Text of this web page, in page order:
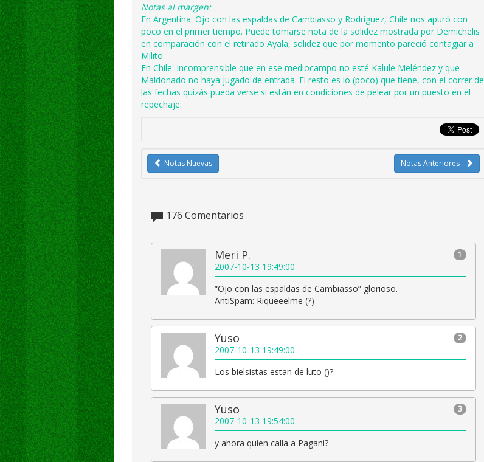
Notas al margen:
En Argentina: Ojo con las espaldas de Cambiasso y Rodríguez, Chile nos apuró con
poco en el primer tiempo. Puede tomarse nota de la solidez mostrada por Demichelis
en comparación con el retirado Ayala, solidez que por momento pareció contagiar a
Milito.
En Chile: Incomprensible que en ese mediocampo no esté Kalule Meléndez y que
Maldonado no haya jugado de entrada. El resto es lo (poco) que tiene, con el correr de
las fechas quizás pueda verse si están en condiciones de pelear por un puesto en el
repechaje.
Notas Anteriores
Notas Nuevas
176 Comentarios
1
Meri P.
2007-10-13 19:49:00
“Ojo con las espaldas de Cambiasso” glorioso.
AntiSpam: Riqueeelme (?)
2
Yuso
2007-10-13 19:49:00
Los bielsistas estan de luto ()?
3
Yuso
2007-10-13 19:54:00
y ahora quien calla a Pagani?